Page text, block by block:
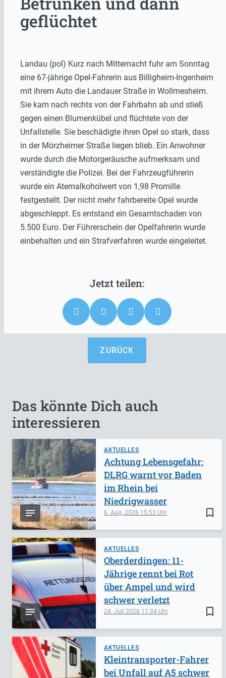
geflüchtet
Landau (pol) Kurz nach Mitternacht fuhr am Sonntag
eine 67-jährige Opel-Fahrerin aus Billigheim-Ingenheim
mit ihrem Auto die Landauer Straße in Wollmesheim.
Sie kam nach rechts von der Fahrbahn ab und stieß
gegen einen Blumenkübel und flüchtete von der
Unfallstelle. Sie beschädigte ihren Opel so stark, dass
in der Mörzheimer Straße liegen blieb. Ein Anwohner
wurde durch die Motorgeräusche aufmerksam und
verständigte die Polizei. Bei der Fahrzeugführerin
wurde ein Atemalkoholwert von 1,98 Promille
festgestellt. Der nicht mehr fahrbereite Opel wurde
abgeschleppt. Es entstand ein Gesamtschaden von
5.500 Euro. Der Führerschein der Opelfahrerin wurde
einbehalten und ein Strafverfahren wurde eingeleitet.
ZURÜCK
Das könnte Dich auch
interessieren
AKTUELLES
bookmark_border
6. Aug. 2026 15:53
Achtung Lebensgefahr:
DLRG warnt vor Baden
im Rhein bei
Niedrigwasser
AKTUELLES
bookmark_border
24. Juli 2026 11:34
Oberderdingen: 11-
Jährige rennt bei Rot
über Ampel und wird
schwer verletzt
AKTUELLES
Kleintransporter-Fahrer
bei Unfall auf A5 schwer